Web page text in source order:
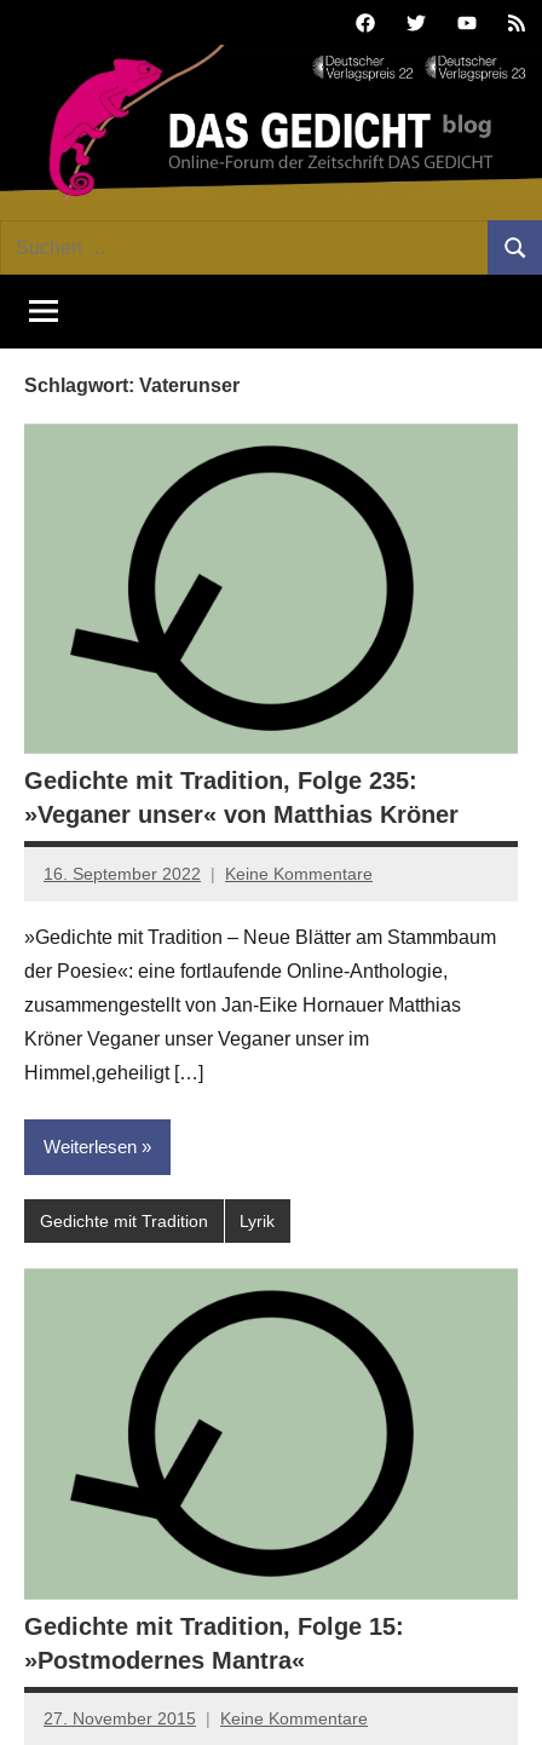
FacebookTwitterYoutube
GEDICHT
blog
Forum
von
DAS
Suchen
Schlagwort: Vaterunser
Gedichte mit Tradition, Folge 235:
»Veganer unser« von Matthias Kröner
16. September 2022
Jan-
Hornauer
für
dasgedichtblog
Keine Kommentare
»Gedichte mit Tradition – Neue Blätter am Stammbaum
der Poesie«: eine fortlaufende Online-Anthologie,
zusammengestellt von Jan-Eike Hornauer Matthias
Kröner Veganer unser Veganer unser im
Himmel,geheiligt […]
Weiterlesen
Gedichte mit Tradition Lyrik
Gedichte mit Tradition, Folge 15:
»Postmodernes Mantra«
27. November 2015
Anton
Keine Kommentare